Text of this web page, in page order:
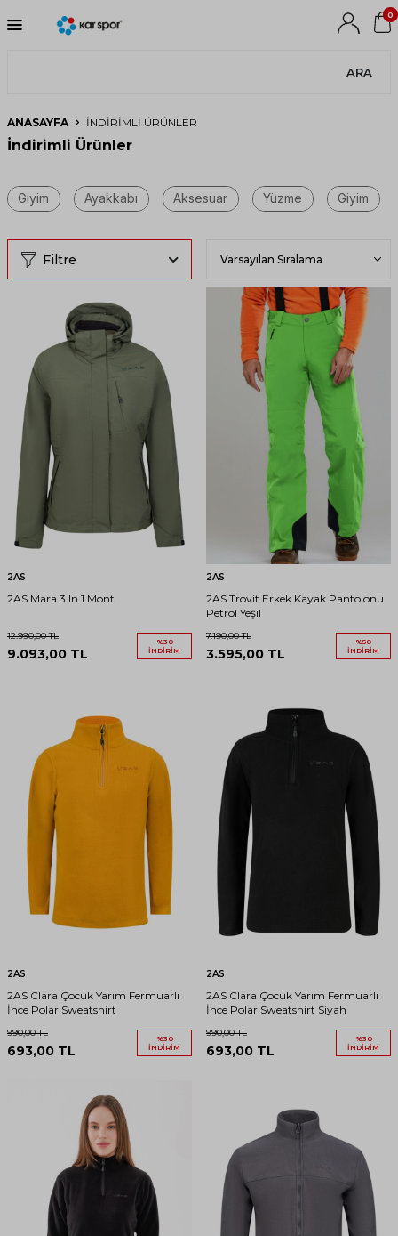
ARA
0
ANASAYFA İNDIRIMLI ÜRÜNLER
İndirimli Ürünler
Filtre
2AS
2AS Mara 3 In 1 Mont
12.990,00TL
9.093,00 TL
%30
İNDIRIM
2AS
2AS Trovit Erkek Kayak Pantolonu
Petrol Yeşil
7.190,00TL
3.595,00 TL
%50
İNDIRIM
2AS
2AS Clara Çocuk Yarım Fermuarlı
İnce Polar Sweatshirt
990,00TL
693,00 TL
%30
İNDIRIM
2AS
2AS Clara Çocuk Yarım Fermuarlı
İnce Polar Sweatshirt Siyah
990,00TL
693,00 TL
%30
İNDIRIM